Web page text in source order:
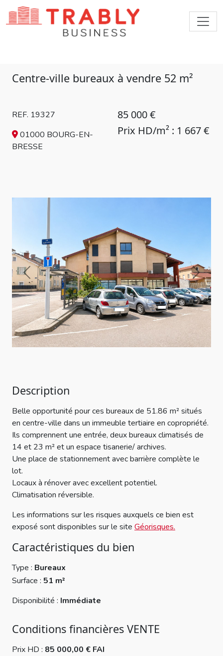
Centre-ville bureaux à vendre 52 m²
REF. 19327
01000 BOURG-EN-
BRESSE
85 000 €
Prix HD/m² : 1 667 €
Previous Next
Description
Belle opportunité pour ces bureaux de 51.86 m² situés
en centre-ville dans un immeuble tertiaire en copropriété.
Ils comprennent une entrée, deux bureaux climatisés de
14 et 23 m² et un espace tisanerie/ archives.
Une place de stationnement avec barrière complète le
lot.
Locaux à rénover avec excellent potentiel.
Climatisation réversible.
Les informations sur les risques auxquels ce bien est
exposé sont disponibles sur le site Géorisques.
Caractéristiques du bien
Type : Bureaux
Surface : 51 m²
Disponibilité : Immédiate
Conditions financières VENTE
Prix HD : 85 000,00 € FAI